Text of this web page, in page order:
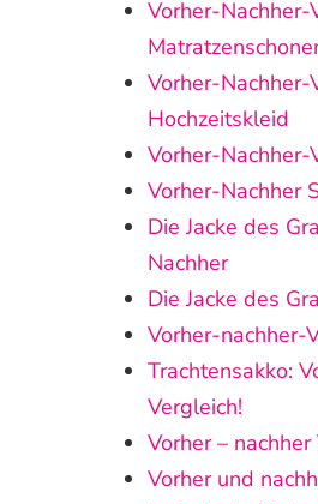
Vorher-Nachher-
Hochzeitskleid
Vorher-Nachher-
Vorher-Nachher
Die Jacke des
Nachher
Die Jacke des
Vorher-nachher-
Trachtensakko:
Vergleich!
Vorher – nachher
Vorher und